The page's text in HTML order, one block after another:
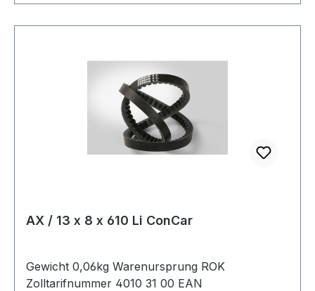
AX / 13 x 8 x 610 Li ConCar
Gewicht 0,06kg Warenursprung ROK
Zolltarifnummer 4010 31 00 EAN